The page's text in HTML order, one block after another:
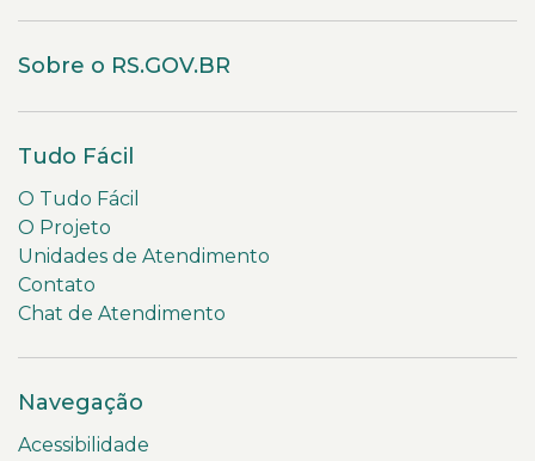
Sobre o RS.GOV.BR
Tudo Fácil
O Tudo Fácil
O Projeto
Unidades de Atendimento
Contato
Chat de Atendimento
Navegação
Acessibilidade